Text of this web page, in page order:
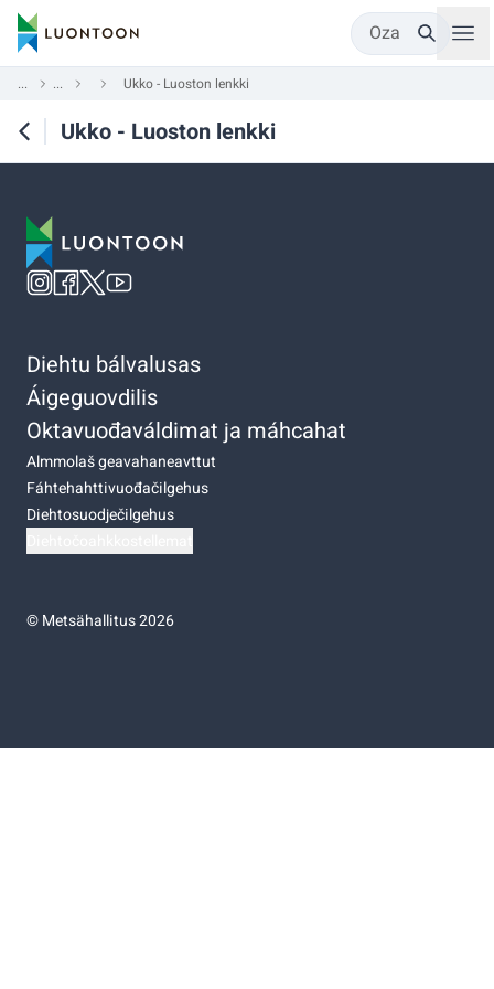
Oza
... ... Ukko - Luoston lenkki
Ukko - Luoston lenkki
Diehtu bálvalusas
Áigeguovdilis
Oktavuođaváldimat ja máhcahat
Almmolaš geavahaneavttut
Fáhtehahttivuođačilgehus
Diehtosuodječilgehus
©Metsähallitus 2026